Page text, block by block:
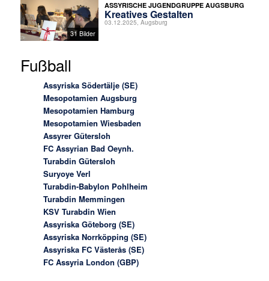
31 Bilder
ASSYRISCHE JUGENDGRUPPE AUGSBURG
Kreatives Gestalten
03.12.2025, Augsburg
Fußball
Assyriska Södertälje (SE)
Mesopotamien Augsburg
Mesopotamien Hamburg
Mesopotamien Wiesbaden
Assyrer Gütersloh
FC Assyrian Bad Oeynh.
Turabdin Gütersloh
Suryoye Verl
Turabdin-Babylon Pohlheim
Turabdin Memmingen
KSV Turabdin Wien
Assyriska Göteborg (SE)
Assyriska Norrköpping (SE)
Assyriska FC Västerås (SE)
FC Assyria London (GBP)